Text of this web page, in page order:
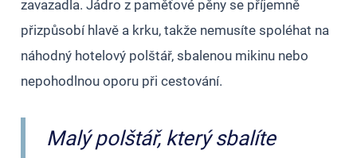
zavazadla. Jádro z paměťové pěny se příjemně
přizpůsobí hlavě a krku, takže nemusíte spoléhat na
náhodný hotelový polštář, sbalenou mikinu nebo
nepohodlnou oporu při cestování.
Malý polštář, který sbalíte